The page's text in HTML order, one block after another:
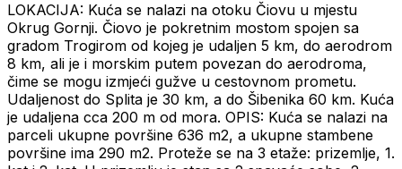
LOKACIJA: Kuća se nalazi na otoku Čiovu u mjestu
Okrug Gornji. Čiovo je pokretnim mostom spojen sa
gradom Trogirom od kojeg je udaljen 5 km, do aerodrom
8 km, ali je i morskim putem povezan do aerodroma,
čime se mogu izmjeći gužve u cestovnom prometu.
Udaljenost do Splita je 30 km, a do Šibenika 60 km. Kuća
je udaljena cca 200 m od mora. OPIS: Kuća se nalazi na
parceli ukupne površine 636 m2, a ukupne stambene
površine ima 290 m2. Proteže se na 3 etaže: prizemlje, 1.